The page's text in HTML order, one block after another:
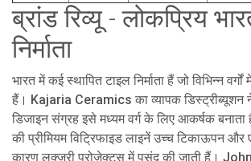
ब्रांड रिव्यू - लोकप्रिय
निर्माता
भारत में कई स्थापित टाइल निर्माता हैं जो विभिन्न
हैं। Kajaria Ceramics का व्यापक डिस्ट्रीब्यूशन
डिजाइन संग्रह इसे मध्यम वर्ग के लिए आकर्षक बनाता
की प्रीमियम विट्रिफाइड लाइनें उच्च टिकाऊपन
कारण लक्जरी प्रोजेक्ट्स में पसंद की जाती हैं।